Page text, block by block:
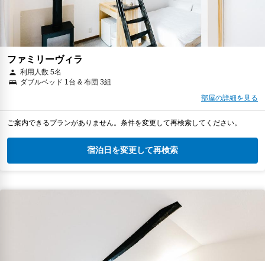
ファミリーヴィラ
利用人数 5名
ダブルベッド 1台 & 布団 3組
部屋の詳細を見る
ご案内できるプランがありません。条件を変更して再検索してください。
宿泊日を変更して再検索